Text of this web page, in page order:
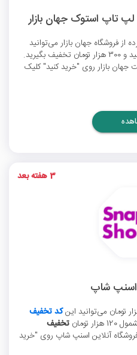
از فروشگاه جهان بازار می‌توانید
را اعمال کنید و 300 هزار تومان تخفیف بگیرید.
بازار روی "خرید کنید" کلیک
کد تخفیف
تومان
تخفیف
آنلاین اسنپ شاپ روی "خرید
3 هفته بعد